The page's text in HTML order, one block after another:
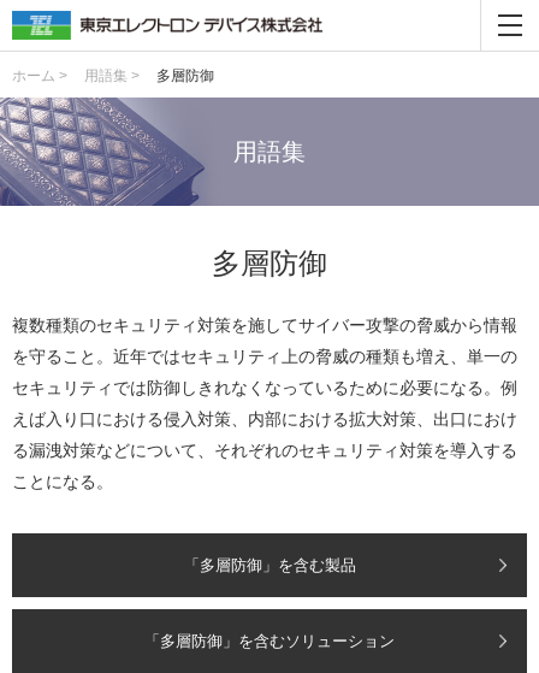
ホーム > 用語集 > 多層防御
用語集
多層防御
複数種類のセキュリティ対策を施してサイバー攻撃の脅威から情報
を守ること。近年ではセキュリティ上の脅威の種類も増え、単一の
セキュリティでは防御しきれなくなっているために必要になる。例
えば入り口における侵入対策、内部における拡大対策、出口におけ
る漏洩対策などについて、それぞれのセキュリティ対策を導入する
ことになる。
「多層防御」を含む製品
「多層防御」を含むソリューション